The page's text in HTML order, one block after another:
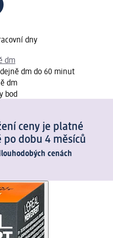
dny
dm
dm do 60 minut
dm
bod
ceny je platné
dobu 4 měsíců
cenách